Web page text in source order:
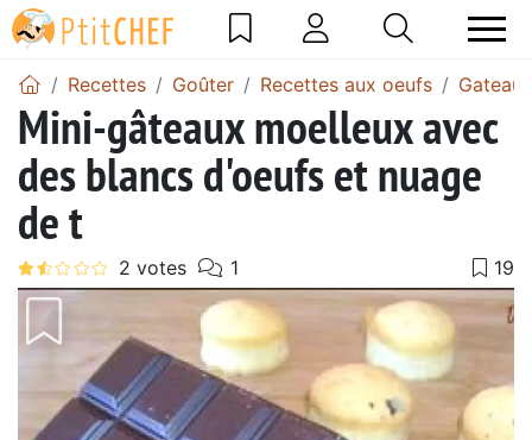
Recettes Goûter Recettes aux oeufs Gateau
Mini-gâteaux moelleux avec
des blancs d'oeufs et nuage
de t